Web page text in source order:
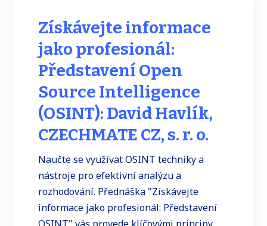
Získávejte informace
jako profesionál:
Představení Open
Source Intelligence
(OSINT): David Havlík,
CZECHMATE CZ, s. r. o.
Naučte se využívat OSINT techniky a
nástroje pro efektivní analýzu a
rozhodování. Přednáška "Získávejte
informace jako profesionál: Představení